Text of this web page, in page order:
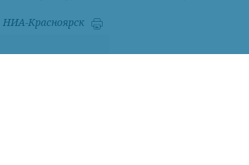
НИА-Красноярск